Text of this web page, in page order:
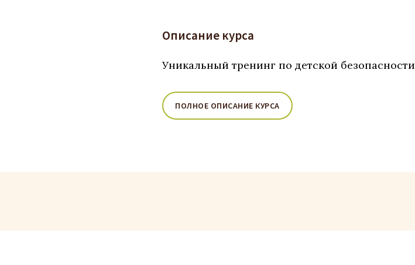
Описание курса
Уникальный тренинг по детской безопасности
ПОЛНОЕ ОПИСАНИЕ КУРСА